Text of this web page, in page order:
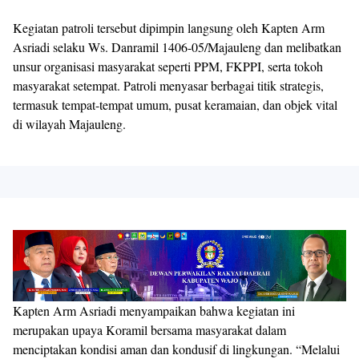
Kegiatan patroli tersebut dipimpin langsung oleh Kapten Arm
Asriadi selaku Ws. Danramil 1406-05/Majauleng dan melibatkan
unsur organisasi masyarakat seperti PPM, FKPPI, serta tokoh
masyarakat setempat. Patroli menyasar berbagai titik strategis,
termasuk tempat-tempat umum, pusat keramaian, dan objek vital
di wilayah Majauleng.
Kapten Arm Asriadi menyampaikan bahwa kegiatan ini
merupakan upaya Koramil bersama masyarakat dalam
menciptakan kondisi aman dan kondusif di lingkungan. “Melalui